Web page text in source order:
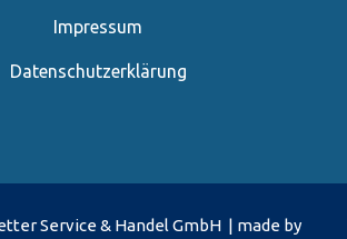
Impressum
Datenschutzerklärung
Service & Handel GmbH | made by